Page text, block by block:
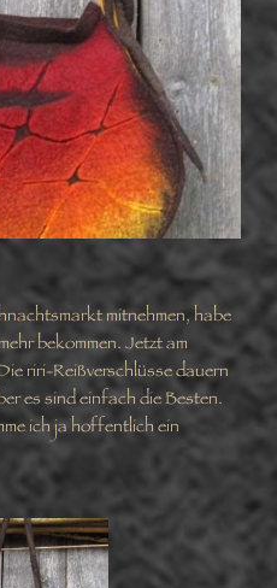
mitnehmen, habe
bekommen. Jetzt am
riri-Reißverschlüsse dauern
es sind einfach die Besten.
ich ja hoffentlich ein